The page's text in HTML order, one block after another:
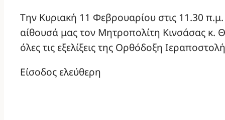
Την Κυριακή 11 Φεβρουαρίου στις 11.30
αίθουσά μας τον Μητροπολίτη Κινσάσας κ.
όλες τις εξελίξεις της Ορθόδοξη
Είσοδος ελεύθερη